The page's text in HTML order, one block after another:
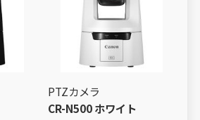
PTZカメラ
CR-N500 ホワイト